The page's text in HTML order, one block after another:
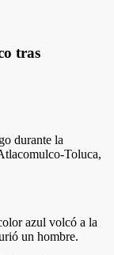
tras
durante la
Toluca,
azul volcó a la
un hombre.